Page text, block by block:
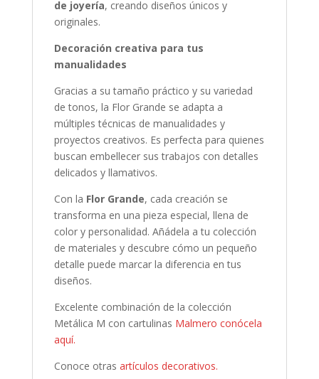
de joyería, creando diseños únicos y
originales.
Decoración creativa para tus
manualidades
Gracias a su tamaño práctico y su variedad
de tonos, la Flor Grande se adapta a
múltiples técnicas de manualidades y
proyectos creativos. Es perfecta para quienes
buscan embellecer sus trabajos con detalles
delicados y llamativos.
Con la Flor Grande, cada creación se
transforma en una pieza especial, llena de
color y personalidad. Añádela a tu colección
de materiales y descubre cómo un pequeño
detalle puede marcar la diferencia en tus
diseños.
Excelente combinación de la colección
Metálica M con cartulinas Malmero conócela
aquí.
Conoce otras artículos decorativos.